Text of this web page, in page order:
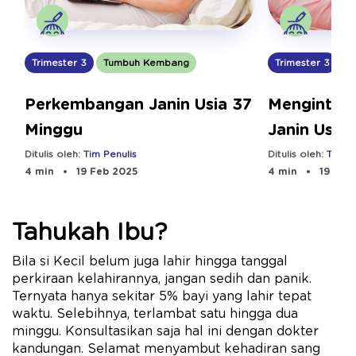
Trimester 3 Tumbuh Kembang
Perkembangan Janin Usia 37
Minggu
Ditulis oleh: Tim Penulis
4 min
19 Feb 2025
Trimester 3
Mengintip
Janin Usia
Ditulis oleh: Tim
4 min
19 Feb
Tahukah Ibu?
Bila si Kecil belum juga lahir hingga tanggal
perkiraan kelahirannya, jangan sedih dan panik.
Ternyata hanya sekitar 5% bayi yang lahir tepat
waktu. Selebihnya, terlambat satu hingga dua
minggu. Konsultasikan saja hal ini dengan dokter
kandungan. Selamat menyambut kehadiran sang